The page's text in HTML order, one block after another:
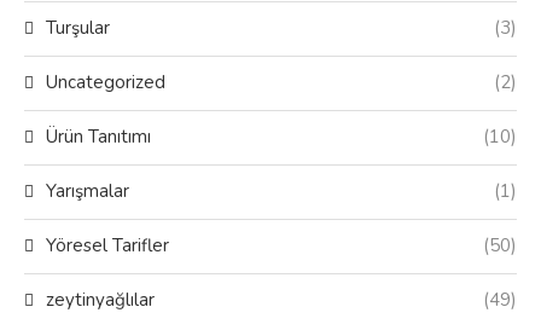
Turşular (3)
Uncategorized (2)
Ürün Tanıtımı (10)
Yarışmalar (1)
Yöresel Tarifler (50)
zeytinyağlılar (49)